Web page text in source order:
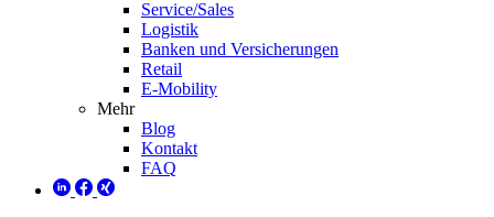
Service/Sales
Logistik
Banken und Versicherungen
Retail
E-Mobility
Mehr
Blog
Kontakt
FAQ